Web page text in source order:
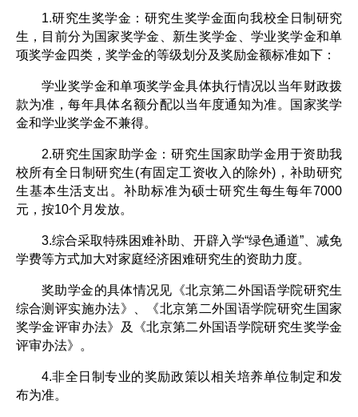
1.研究生奖学金：研究生奖学金面向我校全日制研究
生，目前分为国家奖学金、新生奖学金、学业奖学金和单
项奖学金四类，奖学金的等级划分及奖励金额标准如下：
学业奖学金和单项奖学金具体执行情况以当年财政拨
款为准，每年具体名额分配以当年度通知为准。国家奖学
金和学业奖学金不兼得。
2.研究生国家助学金：研究生国家助学金用于资助我
校所有全日制研究生(有固定工资收入的除外)，补助研究
生基本生活支出。补助标准为硕士研究生每生每年7000
元，按10个月发放。
3.综合采取特殊困难补助、开辟入学“绿色通道”、减免
学费等方式加大对家庭经济困难研究生的资助力度。
奖助学金的具体情况见《北京第二外国语学院研究生
综合测评实施办法》、《北京第二外国语学院研究生国家
奖学金评审办法》及《北京第二外国语学院研究生奖学金
评审办法》。
4.非全日制专业的奖励政策以相关培养单位制定和发
布为准。